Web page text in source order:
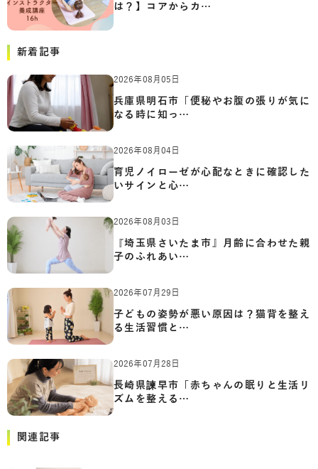
は？】コアからカ…
新着記事
2026年08月05日
兵庫県明石市「便秘やお腹の張りが気に
なる時に知っ…
2026年08月04日
育児ノイローゼが心配なときに確認した
いサインと心…
2026年08月03日
『埼玉県さいたま市』月齢に合わせた親
子のふれあい…
2026年07月29日
子どもの姿勢が悪い原因は？猫背を整え
る生活習慣と…
2026年07月28日
長崎県諫早市「赤ちゃんの眠りと生活リ
ズムを整える…
関連記事